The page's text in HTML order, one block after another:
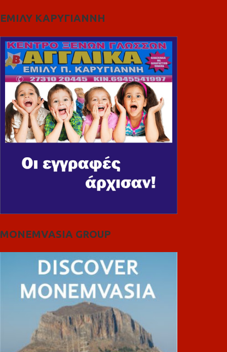
ΕΜΙΛΥ ΚΑΡΥΓΙΑΝΝΗ
MONEMVASIA GROUP